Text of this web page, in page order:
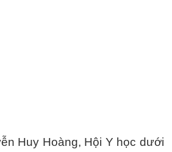
Huy Hoàng, Hội Y học dưới